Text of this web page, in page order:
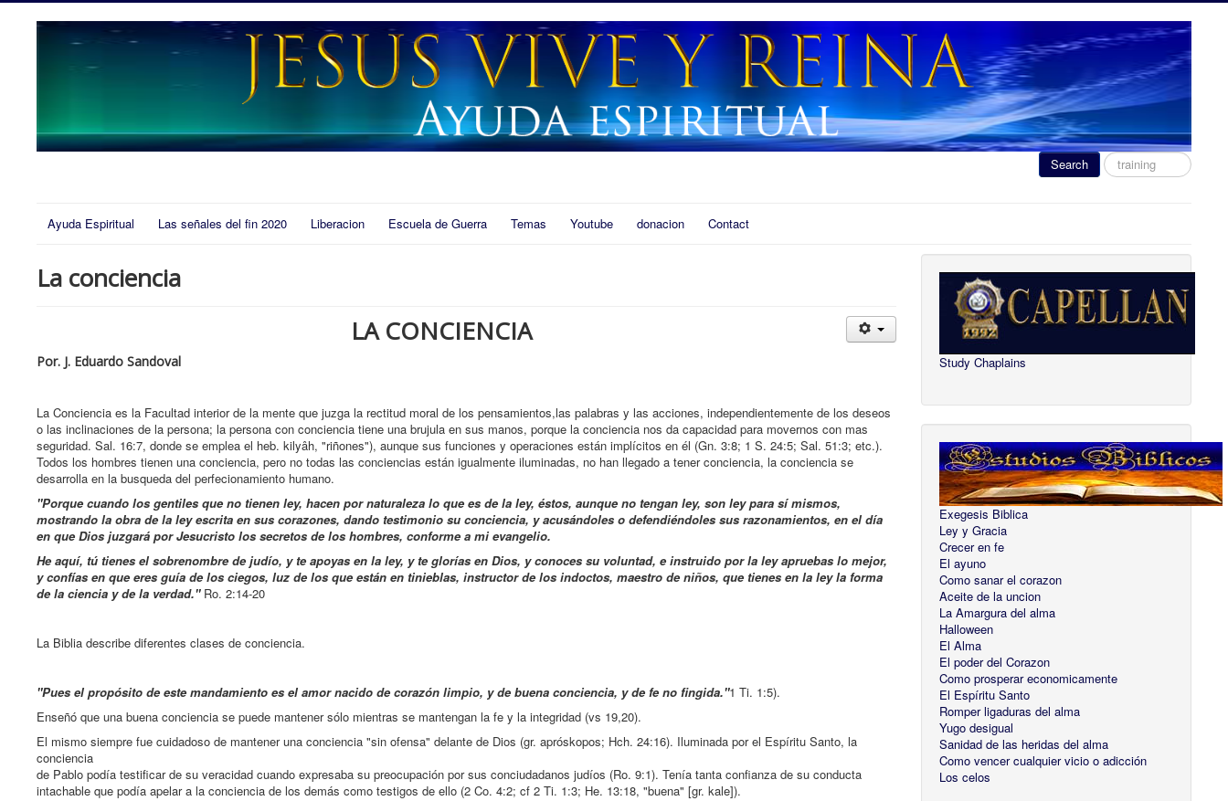
Search
Search
...
Ayuda Espiritual Las señales del fin 2020 Liberacion Escuela de Guerra Temas Youtube donacion Contact
La conciencia
LA CONCIENCIA
Por. J. Eduardo Sandoval
La Conciencia es la Facultad interior de la mente que juzga la rectitud moral de los pensamientos,las palabras y las acciones, independientemente de los deseos
o las inclinaciones de la persona; la persona con conciencia tiene una brujula en sus manos, porque la conciencia nos da capacidad para movernos con mas
seguridad. Sal. 16:7, donde se emplea el heb. kilyâh, "riñones"), aunque sus funciones y operaciones están implícitos en él (Gn. 3:8; 1 S. 24:5; Sal. 51:3; etc.).
Todos los hombres tienen una conciencia, pero no todas las conciencias están igualmente iluminadas, no han llegado a tener conciencia, la conciencia se
desarrolla en la busqueda del perfecionamiento humano.
"Porque cuando los gentiles que no tienen ley, hacen por naturaleza lo que es de la ley, éstos, aunque no tengan ley, son ley para sí mismos,
mostrando la obra de la ley escrita en sus corazones, dando testimonio su conciencia, y acusándoles o defendiéndoles sus razonamientos, en el día
en que Dios juzgará por Jesucristo los secretos de los hombres, conforme a mi evangelio.
He aquí, tú tienes el sobrenombre de judío, y te apoyas en la ley, y te glorías en Dios, y conoces su voluntad, e instruido por la ley apruebas lo mejor,
y confías en que eres guía de los ciegos, luz de los que están en tinieblas, instructor de los indoctos, maestro de niños, que tienes en la ley la forma
de la ciencia y de la verdad."Ro. 2:14-20
La Biblia describe diferentes clases de conciencia.
"Pues el propósito de este mandamiento es el amor nacido de corazón limpio, y de buena conciencia, y de fe no fingida."1 Ti. 1:5).
Enseñó que una buena conciencia se puede mantener sólo mientras se mantengan la fe y la integridad (vs 19,20).
El mismo siempre fue cuidadoso de mantener una conciencia "sin ofensa" delante de Dios (gr. apróskopos; Hch. 24:16). Iluminada por el Espíritu Santo, la
conciencia
de Pablo podía testificar de su veracidad cuando expresaba su preocupación por sus conciudadanos judíos (Ro. 9:1). Tenía tanta confianza de su conducta
intachable que podía apelar a la conciencia de los demás como testigos de ello (2 Co. 4:2; cf 2 Ti. 1:3; He. 13:18, "buena" [gr. kale]).
Study Chaplains
Exegesis Biblica
Ley y Gracia
Crecer en fe
El ayuno
Como sanar el corazon
Aceite de la uncion
La Amargura del alma
Halloween
El Alma
El poder del Corazon
Como prosperar economicamente
El Espíritu Santo
Romper ligaduras del alma
Yugo desigual
Sanidad de las heridas del alma
Como vencer cualquier vicio o adicción
Los celos